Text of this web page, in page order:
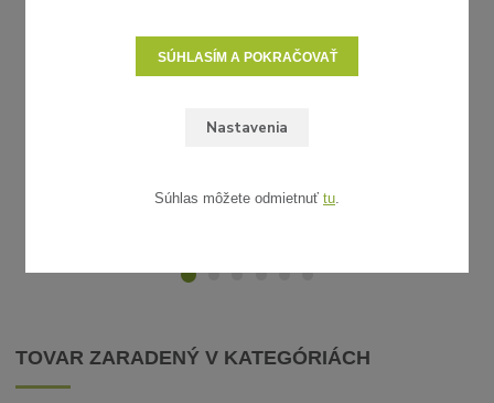
6 hodnotenie
UMELÝ RATAN - VZORKA
ZVOLIŤ VARIANT
TOVAR ZARADENÝ V KATEGÓRIÁCH
Nastavenia
SÚHLASÍM A POKRAČOVAŤ
Súhlas môžete odmietnuť tu